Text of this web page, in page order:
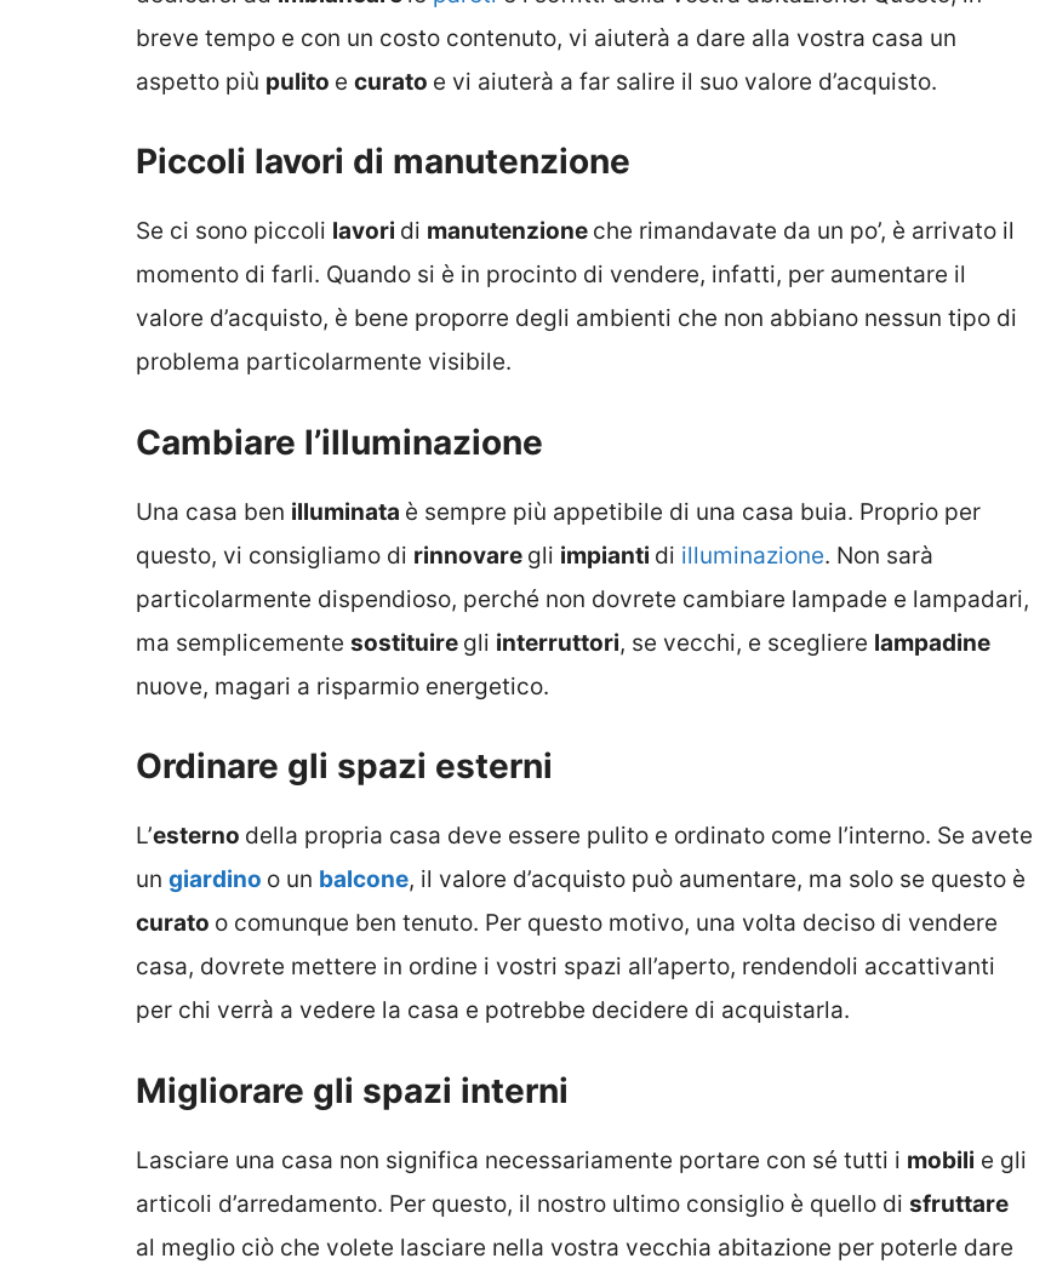
breve tempo e con un costo contenuto, vi aiuterà a dare alla vostra casa un
aspetto più pulito e curato e vi aiuterà a far salire il suo valore d’acquisto.
Piccoli lavori di manutenzione
Se ci sono piccoli lavori di manutenzione che rimandavate da un po’, è arrivato il
momento di farli. Quando si è in procinto di vendere, infatti, per aumentare il
valore d’acquisto, è bene proporre degli ambienti che non abbiano nessun tipo di
problema particolarmente visibile.
Cambiare l’illuminazione
Una casa ben illuminata è sempre più appetibile di una casa buia. Proprio per
questo, vi consigliamo di rinnovare gli impianti di illuminazione. Non sarà
particolarmente dispendioso, perché non dovrete cambiare lampade e lampadari,
ma semplicemente sostituire gli interruttori, se vecchi, e scegliere lampadine
nuove, magari a risparmio energetico.
Ordinare gli spazi esterni
L’esterno della propria casa deve essere pulito e ordinato come l’interno. Se avete
un giardino o un balcone, il valore d’acquisto può aumentare, ma solo se questo è
curato o comunque ben tenuto. Per questo motivo, una volta deciso di vendere
casa, dovrete mettere in ordine i vostri spazi all’aperto, rendendoli accattivanti
per chi verrà a vedere la casa e potrebbe decidere di acquistarla.
Migliorare gli spazi interni
Lasciare una casa non significa necessariamente portare con sé tutti i mobili e gli
articoli d’arredamento. Per questo, il nostro ultimo consiglio è quello di sfruttare
al meglio ciò che volete lasciare nella vostra vecchia abitazione per poterle dare